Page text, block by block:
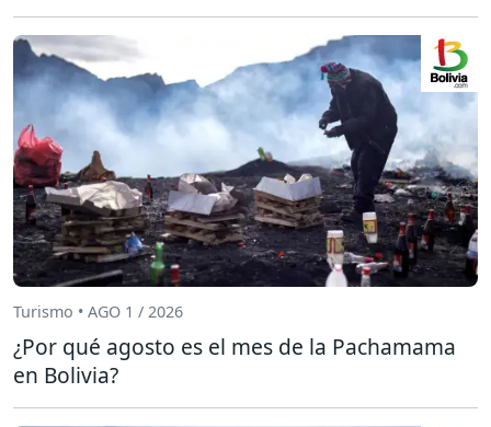
Turismo • AGO 1 / 2026
¿Por qué agosto es el mes de la Pachamama
en Bolivia?